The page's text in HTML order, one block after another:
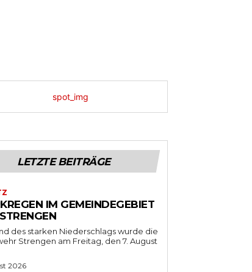
LETZTE BEITRÄGE
IM GEMEINDEGEBIET
des starken Niederschlags wurde die
Strengen am Freitag, den 7. August
2026